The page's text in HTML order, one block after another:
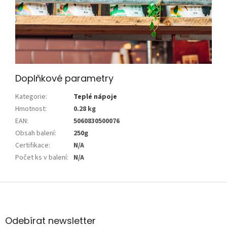
Doplňkové parametry
Kategorie:
Teplé nápoje
Hmotnost:
0.28 kg
EAN:
5060830500076
Obsah balení:
250g
Certifikace:
N/A
Počet ks v balení: N/A
Z
aOdebírat newsletter